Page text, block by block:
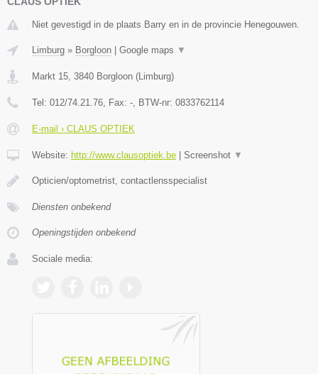
Niet gevestigd in de plaats Barry en in de provincie Henegouwen.
Limburg » Borgloon Google maps ▼
Markt 15, 3840 Borgloon (Limburg)
Tel: 012/74.21.76, Fax: -, BTW-nr: 0833762114
E-mail › CLAUS OPTIEK
Website: http://www.clausoptiek.be Screenshot ▼
Opticien/optometrist, contactlensspecialist
Diensten onbekend
Openingstijden onbekend
Sociale media: